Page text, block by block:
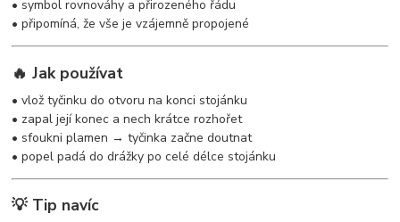
• symbol rovnováhy a přirozeného řádu
• připomíná, že vše je vzájemně propojené
🔥 Jak používat
• vlož tyčinku do otvoru na konci stojánku
• zapal její konec a nech krátce rozhořet
• sfoukni plamen → tyčinka začne doutnat
• popel padá do drážky po celé délce stojánku
💡 Tip navíc